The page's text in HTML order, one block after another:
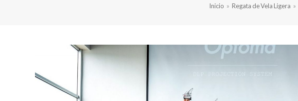
Inicio » Regata de Vela Ligera »